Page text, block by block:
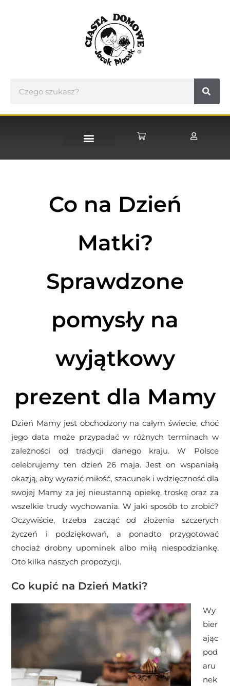
Co na Dzień
Matki?
Sprawdzone
pomysły na
wyjątkowy
prezent dla Mamy
Dzień Mamy jest obchodzony na całym świecie, choć
jego data może przypadać w różnych terminach w
zależności od tradycji danego kraju. W Polsce
celebrujemy ten dzień 26 maja. Jest on wspaniałą
okazją, aby wyrazić miłość, szacunek i wdzięczność dla
swojej Mamy za jej nieustanną opiekę, troskę oraz za
wszelkie trudy wychowania. W jaki sposób to zrobić?
Oczywiście, trzeba zacząć od złożenia szczerych
życzeń i podziękowań, a ponadto przygotować
chociaż drobny upominek albo miłą niespodziankę.
Oto kilka naszych propozycji.
Co kupić na Dzień Matki?
Wy
bier
ając
pod
aru
nek